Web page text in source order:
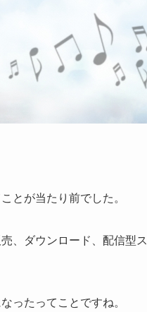
とが当たり前でした。
、ダウンロード、配信型
ったってことですね。